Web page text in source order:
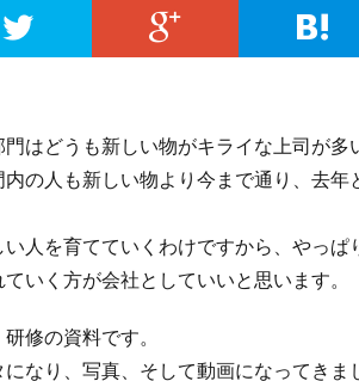
はどうも新しい物がキライな上司が多
の人も新しい物より今まで通り、去
人を育てていくわけですから、やっ
いく方が会社としていいと思います。
修の資料です。
なり、写真、そして動画になってき